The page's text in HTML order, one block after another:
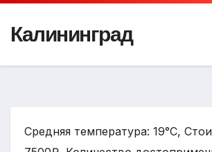
Калининград
Средняя температура: 19°C,